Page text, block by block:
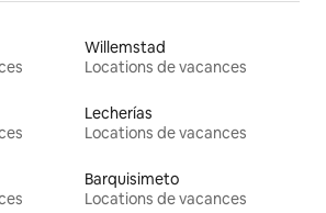
Willemstad
Locations de vacances
Lecherías
Locations de vacances
Barquisimeto
Locations de vacances